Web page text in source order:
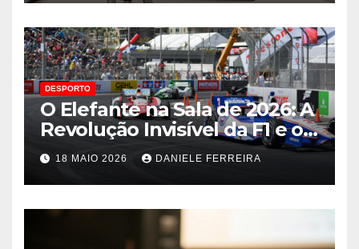
DESPORTO
O Elefante na Sala de 2026: A
Revolução Invisível da F1 e o
Flerte de Lando Norris com a
Fórmula E
18 MAIO 2026 DANIELE FERREIRA